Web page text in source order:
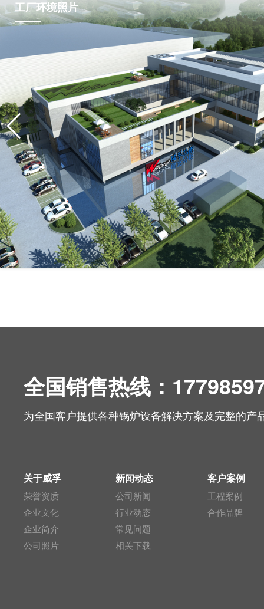
工厂环境照片
全国销售热线：
为全国客户提供各种锅炉设备解决方案及完整的产
关于威孚
荣誉资质
企业文化
企业简介
公司照片
新闻动态
公司新闻
行业动态
常见问题
相关下载
客户案例
工程案例
合作品牌